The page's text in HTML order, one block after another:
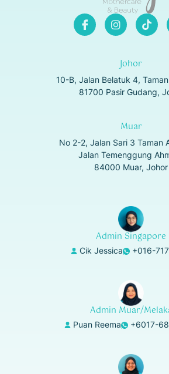
Johor
10-B, Jalan Belatuk 4,
81700 Pasir Gudang,
Muar
No 2-2, Jalan Sari 3 Taman
Jalan Temenggung
84000 Muar, Johor
Admin Singapore
Cik Jessica +016-
Admin Muar/
Puan Reema +6017-